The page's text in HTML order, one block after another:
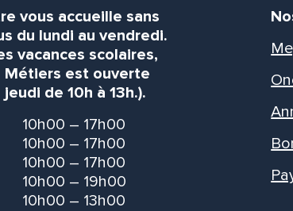
vous accueille sans
du lundi au vendredi.
vacances scolaires,
Métiers est ouverte
de 10h à 13h.).
10h00 – 17h00
10h00 – 17h00
10h00 – 17h00
10h00 – 19h00
10h00 – 13h00